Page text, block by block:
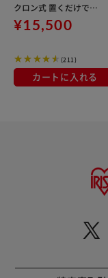
クロン式 置くだけで充
電 自走式 SCD-185PM-
B ブラック
¥15,500
(211)
カートに入れる